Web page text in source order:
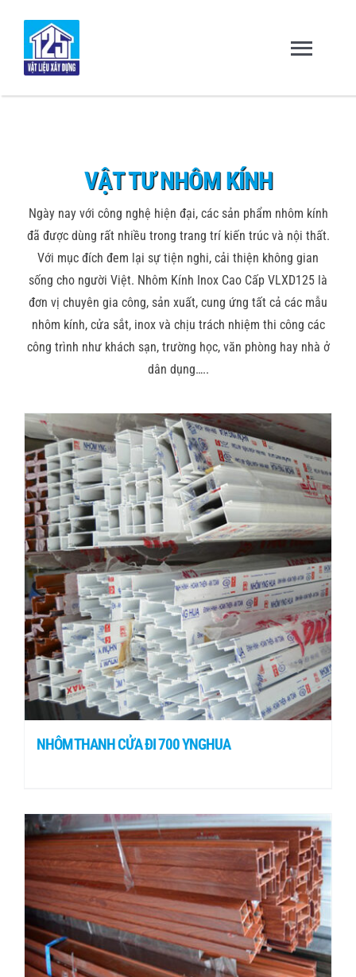
content
Giới thiệu
Dự Án & Đối Tác
Tuyển dụng
Liên hệ
VẬT TƯ NHÔM KÍNH
Ngày nay với công nghệ hiện đại, các sản phẩm nhôm kính
đã được dùng rất nhiều trong trang trí kiến trúc và nội thất.
Với mục đích đem lại sự tiện nghi, cải thiện không gian
sống cho người Việt. Nhôm Kính Inox Cao Cấp VLXD125 là
đơn vị chuyên gia công, sản xuất, cung ứng tất cả các mẫu
nhôm kính, cửa sắt, inox và chịu trách nhiệm thi công các
công trình như khách sạn, trường học, văn phòng hay nhà ở
dân dụng…..
NHÔM THANH CỬA ĐI 700 YNGHUA